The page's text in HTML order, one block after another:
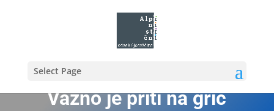
Select Page
Važno je priti na grič